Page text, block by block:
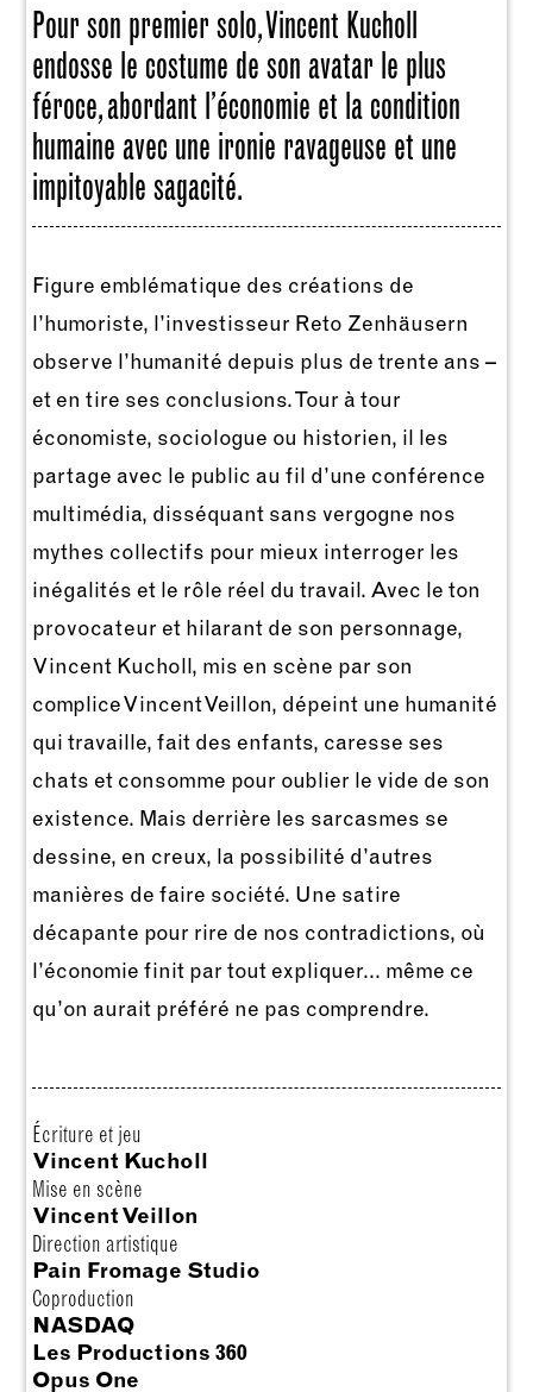
Pour son premier solo, Vincent Kucholl
endosse le costume de son avatar le plus
féroce, abordant l’économie et la condition
humaine avec une ironie ravageuse et une
impitoyable sagacité.
Figure emblématique des créations de
l’humoriste, l’investisseur Reto Zenhäusern
observe l’humanité depuis plus de trente ans –
et en tire ses conclusions. Tour à tour
économiste, sociologue ou historien, il les
partage avec le public au fil d’une conférence
multimédia, disséquant sans vergogne nos
mythes collectifs pour mieux interroger les
inégalités et le rôle réel du travail. Avec le ton
provocateur et hilarant de son personnage,
Vincent Kucholl, mis en scène par son
complice Vincent Veillon, dépeint une humanité
qui travaille, fait des enfants, caresse ses
chats et consomme pour oublier le vide de son
existence. Mais derrière les sarcasmes se
dessine, en creux, la possibilité d’autres
manières de faire société. Une satire
décapante pour rire de nos contradictions, où
l’économie finit par tout expliquer... même ce
qu’on aurait préféré ne pas comprendre.
Écriture et jeu
Vincent Kucholl
Mise en scène
Vincent Veillon
Direction artistique
Pain Fromage Studio
Coproduction
NASDAQ
Les Productions 360
Opus One